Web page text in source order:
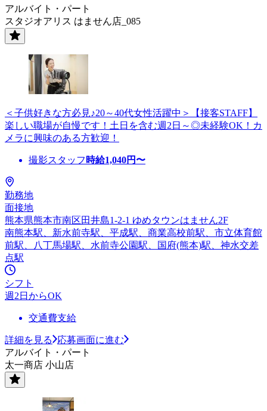
アルバイト・パート
スタジオアリス はません店_085
＜子供好きな方必見♪20～40代女性活躍中＞【接客STAFF】
楽しい職場が自慢です！土日を含む週2日～◎未経験OK！カ
メラに興味のある方歓迎！
撮影スタッフ 時給1,040円〜
勤務地
面接地
熊本県熊本市南区田井島1-2-1 ゆめタウンはません2F
南熊本駅、新水前寺駅、平成駅、商業高校前駅、市立体育館
前駅、八丁馬場駅、水前寺公園駅、国府(熊本)駅、神水交差
点駅
シフト
週2日からOK
交通費支給
詳細を見る
応募画面に進む
アルバイト・パート
太一商店 小山店